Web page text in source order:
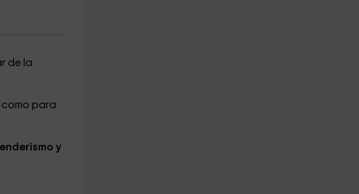
de la
como para
y